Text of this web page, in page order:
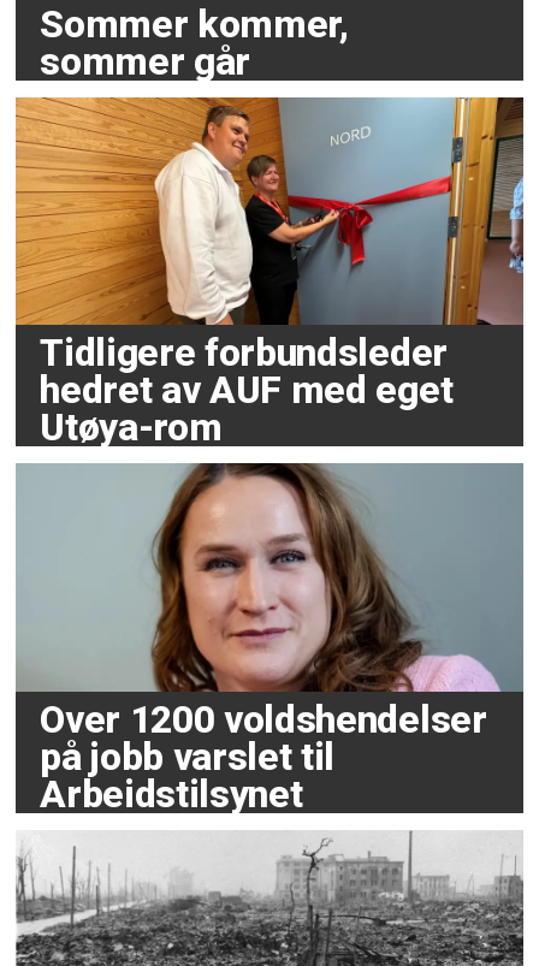
Sommer kommer,
sommer går
Tidligere forbundsleder
hedret av AUF med eget
Utøya-rom
Over 1200 voldshendelser
på jobb varslet til
Arbeidstilsynet